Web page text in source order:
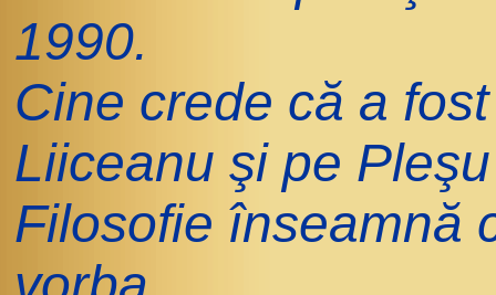
1990.
Cine crede că a
Liiceanu şi pe
Filosofie înseamnă